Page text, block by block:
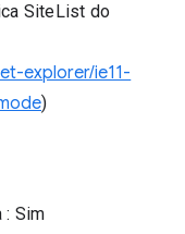
SiteList do
explorer/ie11-
)
: Sim